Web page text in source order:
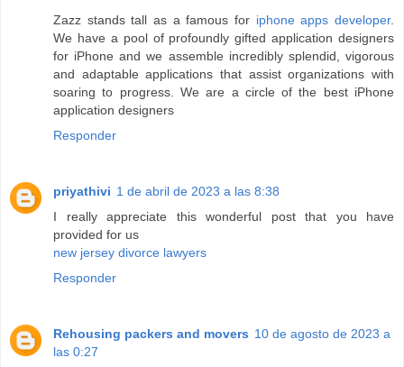
Zazz stands tall as a famous for iphone apps developer.
We have a pool of profoundly gifted application designers
for iPhone and we assemble incredibly splendid, vigorous
and adaptable applications that assist organizations with
soaring to progress. We are a circle of the best iPhone
application designers
Responder
priyathivi 1 de abril de 2023 a las 8:38
I really appreciate this wonderful post that you have
provided for us
new jersey divorce lawyers
Responder
Rehousing packers and movers 10 de agosto de 2023 a
las 0:27